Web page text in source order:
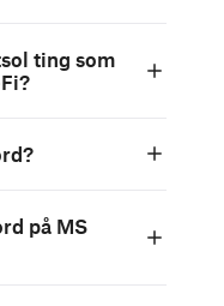
ting som
på MS